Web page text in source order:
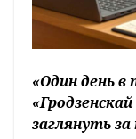
«Один день в
заглянуть